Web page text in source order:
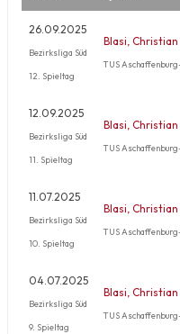
26.09.2025
Bezirksliga Süd
12. Spieltag
Blasi, Christian
TUS
12.09.2025
Bezirksliga Süd
11. Spieltag
Blasi, Christian
TUS
11.07.2025
Bezirksliga Süd
10. Spieltag
Blasi, Christian
TUS
04.07.2025
Bezirksliga Süd
9. Spieltag
Blasi, Christian
TUS